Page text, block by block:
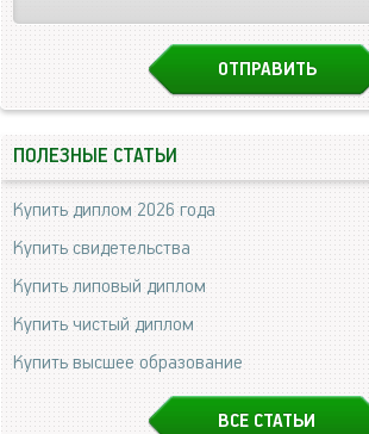
ПОЛЕЗНЫЕ СТАТЬИ
Купить диплом 2026 года
Купить свидетельства
Купить липовый диплом
Купить чистый диплом
Купить высшее образование
ВСЕ СТАТЬИ